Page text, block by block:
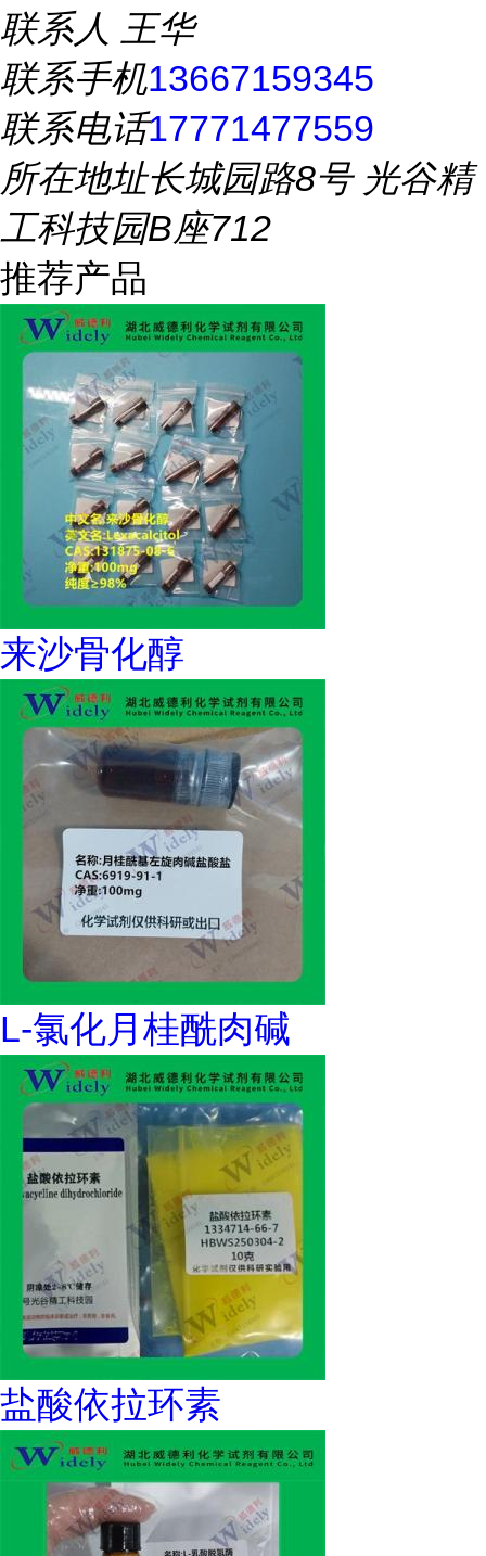
联系人 王华
联系手机13667159345
联系电话17771477559
所在地址长城园路8号 光谷精
工科技园B座712
推荐产品
来沙骨化醇
L-氯化月桂酰肉碱
盐酸依拉环素